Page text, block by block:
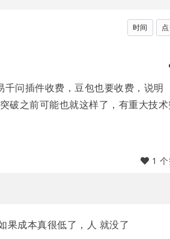
时间
问插件收费，豆包也要收费，说明
破之前可能也就这样了，有重大技
1
果成本真很低了，人 就没了